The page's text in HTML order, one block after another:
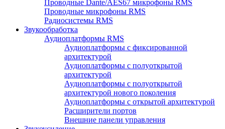
Проводные Dante/AES67 микрофоны RMS
Проводные микрофоны RMS
Радиосистемы RMS
Звукообработка
Аудиоплатформы RMS
Аудиоплатформы с фиксированной
архитектурой
Аудиоплатформы с полуоткрытой
архитектурой
Аудиоплатформы с полуоткрытой
архитектурой нового поколения
Аудиоплатформы с открытой архитектурой
Расширители портов
Внешние панели управления